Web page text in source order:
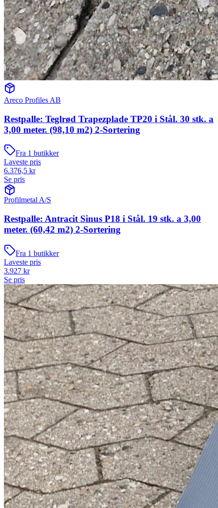
Areco Profiles AB
Restpalle: Teglrød Trapezplade TP20 i Stål. 30 stk. a
3,00 meter. (98,10 m2) 2-Sortering
Fra 1 butikker
Laveste pris
6.376,5 kr
Se pris
Profilmetal A/S
Restpalle: Antracit Sinus P18 i Stål. 19 stk. a 3,00
meter. (60,42 m2) 2-Sortering
Fra 1 butikker
Laveste pris
3.927 kr
Se pris